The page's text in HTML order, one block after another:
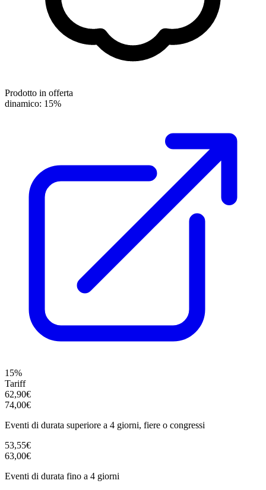
Prodotto in offerta
dinamico: 15%
15%
Tariff
62,90€
74,00€
Eventi di durata superiore a 4 giorni, fiere o congressi
53,55€
63,00€
Eventi di durata fino a 4 giorni